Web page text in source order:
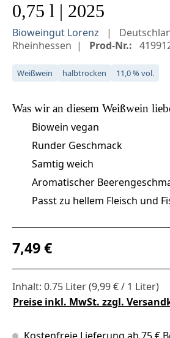
0,75 l | 2025
Bioweingut Lorenz
Rheinhessen
Prod-Nr.:
Weißwein halbtrocken 11,0 % vol.
Was wir an diesem Weißwein
Biowein vegan
Runder Geschmack
Samtig weich
Aromatischer
Passt zu hellem Fleisch und
Regulärer Preis:
7,49 €
Inhalt: 0.75 Liter(9,99 € / 1 Liter)
Preise inkl. MwSt. zzgl.